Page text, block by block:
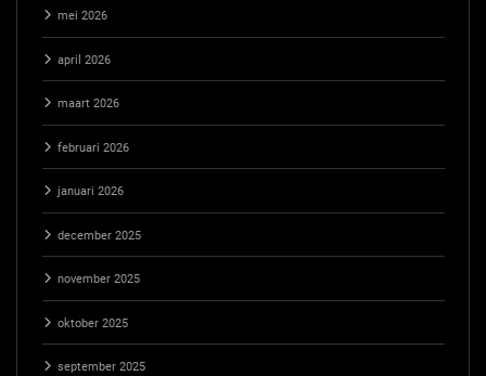
mei 2026
april 2026
maart 2026
februari 2026
januari 2026
december 2025
november 2025
oktober 2025
september 2025